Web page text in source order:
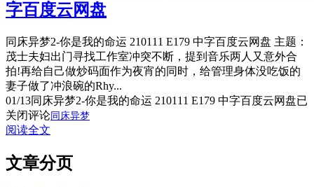
字百度云网盘
同床异梦2-你是我的命运 210111 E179 中字百度云网盘 主题：
茂士夫妇出门寻找工作室冲突不断，提到音乐两人又意外合
拍!再给自己做炒码面作为夜宵的同时，给管理身体没吃饭的
妻子做了冲浪碗的Rhy...
01/13同床异梦2-你是我的命运 210111 E179 中字百度云网盘已
关闭评论 同床异梦
阅读全文
文章分页